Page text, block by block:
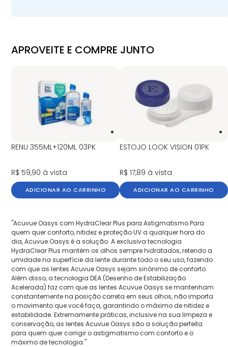
APROVEITE E COMPRE JUNTO
RENU 355ML+120ML 03PK
R$ 59,90 à vista
ADICIONAR AO CARRINHO
ESTOJO LOOK VISION 01PK
R$ 17,89 à vista
ADICIONAR AO CARRINHO
"Acuvue Oasys com HydraClear Plus para Astigmatismo Para
quem quer conforto, nitidez e proteção UV a qualquer hora do
dia, Acuvue Oasys é a solução. A exclusiva tecnologia
HydraClear Plus mantém os olhos sempre hidratados, retendo a
umidade na superfície da lente durante todo o seu uso, fazendo
com que as lentes Acuvue Oasys sejam sinônimo de conforto.
Além disso, a tecnologia DEA (Desenho de Estabilização
Acelerada) faz com que as lentes Acuvue Oasys se mantenham
constantemente na posição correta em seus olhos, não importa
o movimento que você faça, garantindo o máximo de nitidez e
estabilidade. Extremamente práticas, inclusive na sua limpeza e
conservação, as lentes Acuvue Oasys são a solução perfeita
para quem quer corrigir o astigmatismo com conforto e o
máximo de tecnologia."